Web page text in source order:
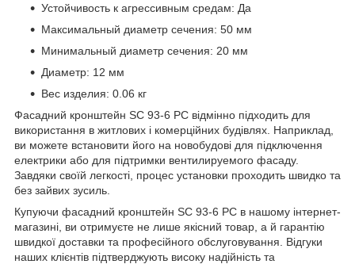
Устойчивость к агрессивным средам: Да
Максимальный диаметр сечения: 50 мм
Минимальный диаметр сечения: 20 мм
Диаметр: 12 мм
Вес изделия: 0.06 кг
Фасадний кронштейн SC 93-6 PC відмінно підходить для
використання в житлових і комерційних будівлях. Наприклад,
ви можете встановити його на новобудові для підключення
електрики або для підтримки вентилируемого фасаду.
Завдяки своїй легкості, процес установки проходить швидко та
без зайвих зусиль.
Купуючи фасадний кронштейн SC 93-6 PC в нашому інтернет-
магазині, ви отримуєте не лише якісний товар, а й гарантію
швидкої доставки та професійного обслуговування. Відгуки
наших клієнтів підтверджують високу надійність та